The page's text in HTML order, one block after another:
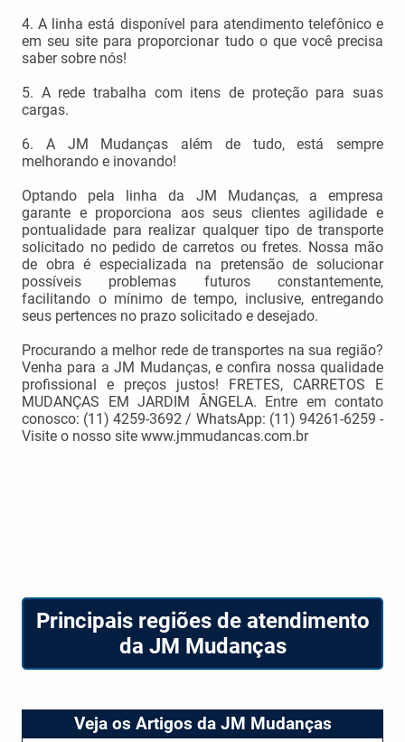
4. A linha está disponível para atendimento telefônico e
em seu site para proporcionar tudo o que você precisa
saber sobre nós!
5. A rede trabalha com itens de proteção para suas
cargas.
6. A JM Mudanças além de tudo, está sempre
melhorando e inovando!
Optando pela linha da JM Mudanças, a empresa
garante e proporciona aos seus clientes agilidade e
pontualidade para realizar qualquer tipo de transporte
solicitado no pedido de carretos ou fretes. Nossa mão
de obra é especializada na pretensão de solucionar
possíveis problemas futuros constantemente,
facilitando o mínimo de tempo, inclusive, entregando
seus pertences no prazo solicitado e desejado.
Procurando a melhor rede de transportes na sua região?
Venha para a JM Mudanças, e confira nossa qualidade
profissional e preços justos! FRETES, CARRETOS E
MUDANÇAS EM JARDIM ÂNGELA. Entre em contato
conosco: (11) 4259-3692 / WhatsApp: (11) 94261-6259 -
Visite o nosso site www.jmmudancas.com.br
Principais regiões de atendimento
da JM Mudanças
Veja os Artigos da JM Mudanças